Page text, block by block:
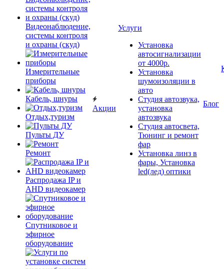
Видеонаблюдение,
системы контроля
и охраны (скуд)
Измерительные
приборы
Кабель, шнуры
Отдых,туризм
Пульты ДУ
Ремонт
Распродажа IP и
AHD видеокамер
Спутниковое и
эфирное
оборудование
Акции
Услуги
Установка
автосигнализации
от 4000р.
Установка
шумоизоляции в
авто
Студия автозвука,
установка
автозвука
Студия автосвета,
Тюнинг и ремонт
фар
Установка линз в
фары, Установка
led(лед) оптики
Блог